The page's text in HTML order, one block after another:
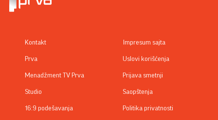
Kontakt
Prva
Menadžment TV Prva
Studio
16:9 podešavanja
Impresum sajta
Uslovi korišćenja
Prijava smetnji
Saopštenja
Politika privatnosti